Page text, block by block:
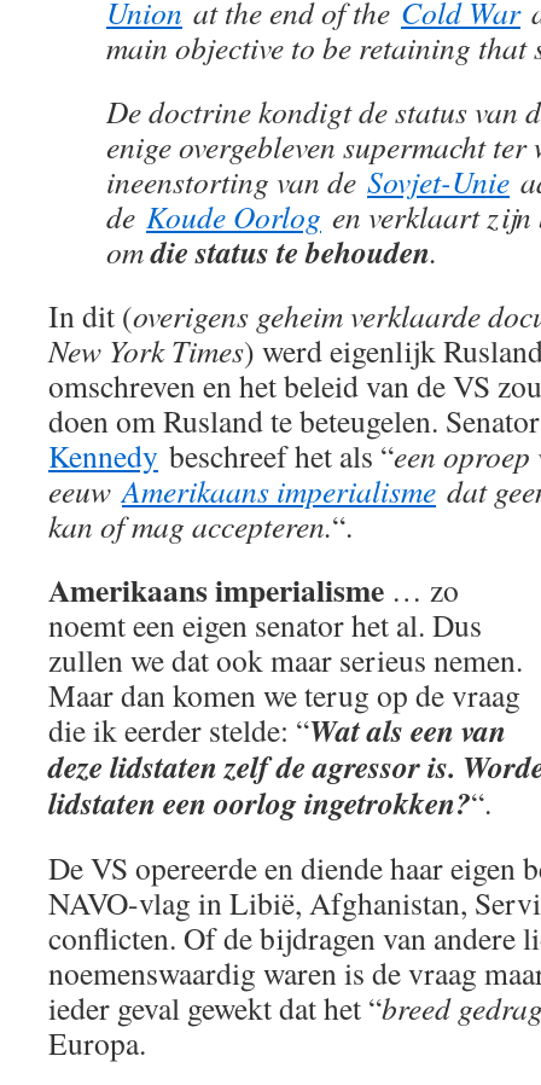
Union at the end of the Cold War
main objective to be retaining that
De doctrine kondigt de status van
enige overgebleven supermacht ter
ineenstorting van de Sovjet-Unie
de Koude Oorlog en verklaart
omdie status te behouden.
In dit (overigens geheim verklaarde
New York Times) werd eigenlijk
omschreven en het beleid van de VS
doen om Rusland te beteugelen.
Kennedy beschreef het als “een
eeuwAmerikaans imperialisme dat
kan of mag accepteren.“.
Amerikaans imperialisme … zo
noemt een eigen senator het al. Dus
zullen we dat ook maar serieus nemen.
Maar dan komen we terug op de vraag
die ik eerder stelde: “Wat als een van
deze lidstaten zelf de agressor is.
lidstaten een oorlog ingetrokken?“.
De VS opereerde en diende haar eigen
NAVO-vlag in Libië, Afghanistan,
conflicten. Of de bijdragen van andere
noemenswaardig waren is de vraag
ieder geval gewekt dat het “breed
Europa.